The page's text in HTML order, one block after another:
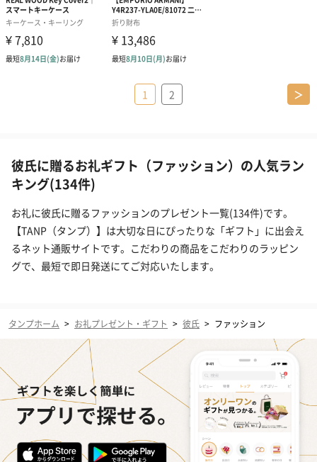
1 2 ＞
彼氏に贈るお礼ギフト（ファッション）の人気ラン
キング(134件)
お礼に彼氏に贈るファッションのプレゼント一覧(134件)です。
【TANP（タンプ）】は大切な日にぴったりな「ギフト」に出会え
るネット通販サイトです。こだわりの商品をこだわりのラッピン
グで、最短で即日発送にてご対応いたします。
タンプホーム > お礼プレゼント・ギフト > 彼氏 > ファッション